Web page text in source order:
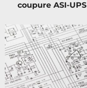
coupure ASI-UPS